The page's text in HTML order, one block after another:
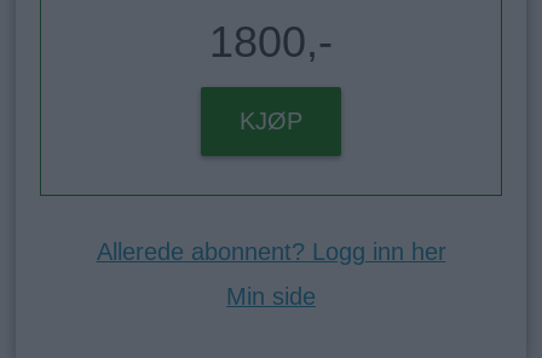
1800,-
KJØP
Allerede abonnent? Logg inn her
Min side